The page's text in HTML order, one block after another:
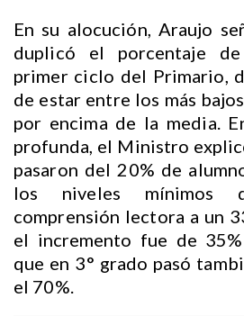
En su alocución, Araujo
duplicó el porcentaje
primer ciclo del Primario,
de estar entre los más
por encima de la media.
profunda, el Ministro
pasaron del 20% de
los niveles mínimos
comprensión lectora a un
el incremento fue de
que en 3° grado pasó
el 70%.